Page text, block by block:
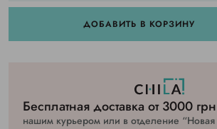
ДОБАВИТЬ В КОРЗИНУ
Бесплатная доставка от 3000 грн
нашим курьером или в отделение “Новая